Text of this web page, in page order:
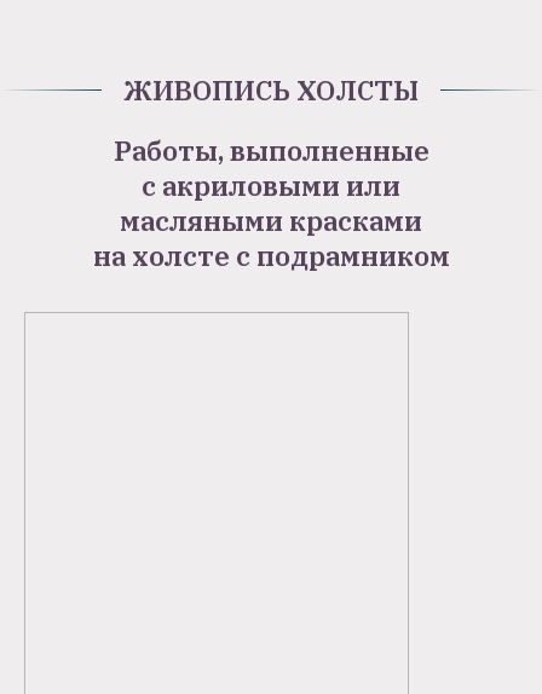
Работы, выполненные
с акриловыми или
масляными красками
на холсте с подрамником